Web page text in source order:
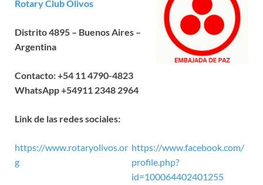
Rotary Club Olivos
Distrito 4895 – Buenos Aires –
Argentina
Contacto: +54 11 4790-4823
WhatsApp +54911 2348 2964
Link de las redes sociales:
https://www.rotaryolivos.or
g
https://www.facebook.com/
profile.php?
id=100064402401255